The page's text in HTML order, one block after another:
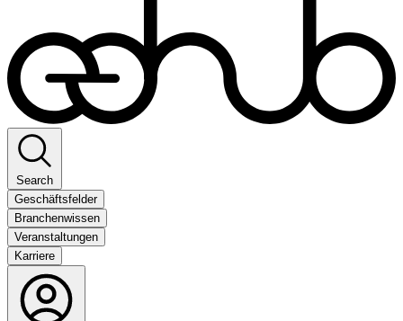
Search
Geschäftsfelder
Branchenwissen
Veranstaltungen
Karriere